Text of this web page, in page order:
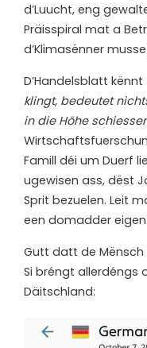
d’Luucht, eng
Präisspiral mat a
d’Klimasënner
D’Handelsblatt kënnt
klingt, bedeutet
in die Höhe
Famill déi um Duerf
ugewisen ass, dëst
Sprit bezuelen. Leit
een domadder
Gutt datt de Mënsch
Si bréngt allerdéngs
Däitschland: